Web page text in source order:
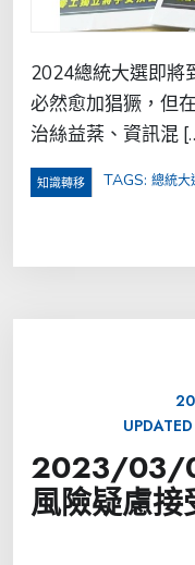
2024總統大選即將
必然愈加猖獗，但
治絲益棻、資訊混
知識轉移 TAGS: 總統大
2023/03/
風險疑慮接